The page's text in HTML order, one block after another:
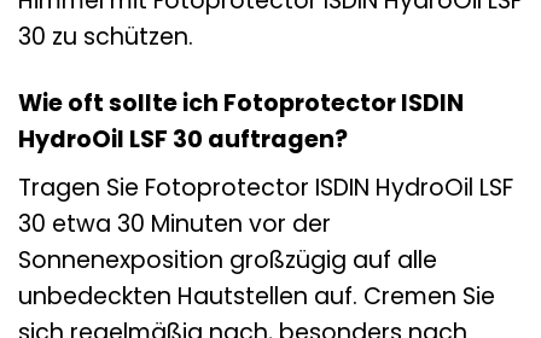
30 zu schützen.
Wie oft sollte ich Fotoprotector ISDIN
HydroOil LSF 30 auftragen?
Tragen Sie Fotoprotector ISDIN HydroOil LSF
30 etwa 30 Minuten vor der
Sonnenexposition großzügig auf alle
unbedeckten Hautstellen auf. Cremen Sie